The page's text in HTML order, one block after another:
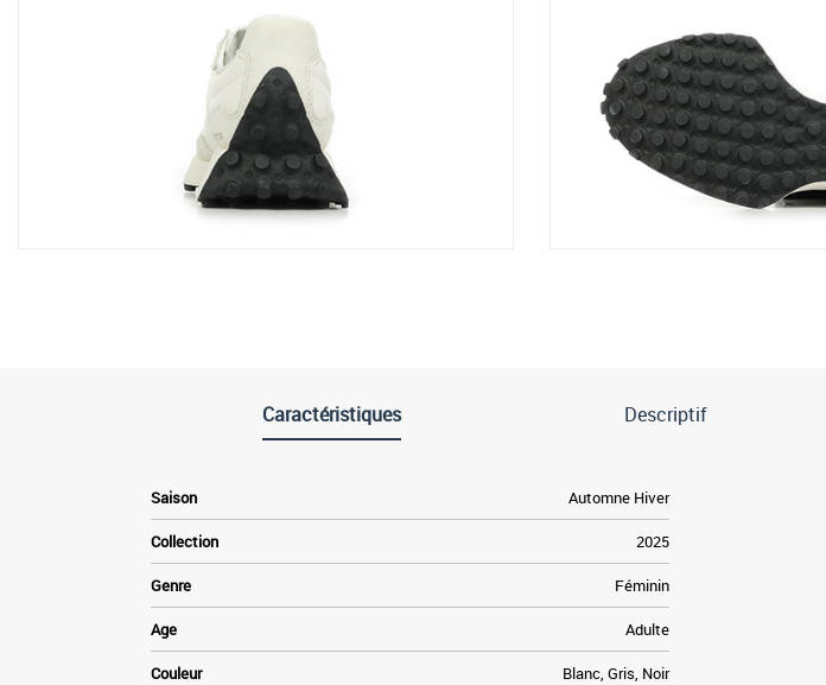
Caractéristiques Descriptif
Saison Automne Hiver
Collection 2025
Genre Féminin
Age Adulte
Couleur Blanc, Gris, Noir